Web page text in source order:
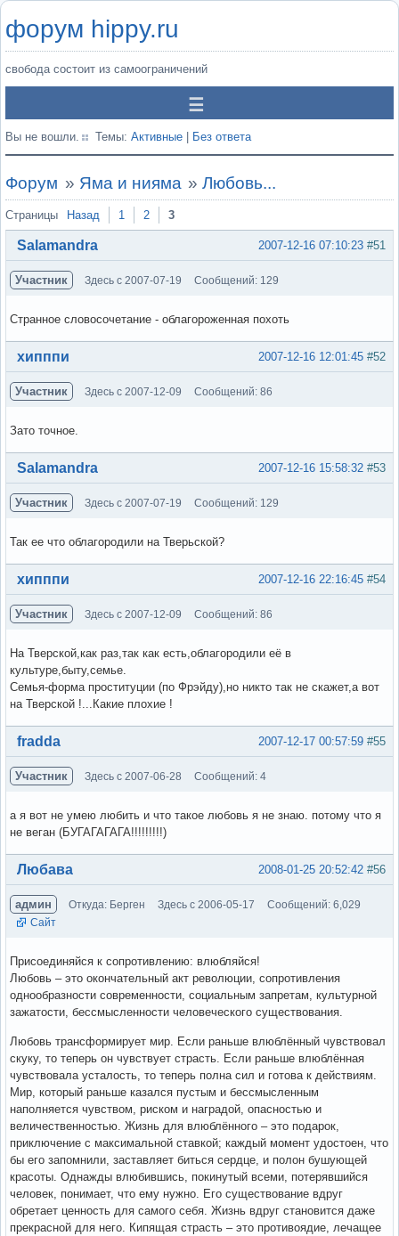
форум hippy.ru
свобода состоит из самоограничений
Вы не вошли. Темы: Активные Без ответа
Форум » Яма и нияма »Любовь...
Страницы Назад 1 2 3
#51
2007-12-16 07:10:23
Salamandra
Участник Здесь с 2007-07-19 Сообщений: 129
Странное словосочетание - облагороженная похоть
Вне форума #52
2007-12-16 12:01:45
хипппи
Участник Здесь с 2007-12-09 Сообщений: 86
Зато точное.
Вне форума #53
2007-12-16 15:58:32
Salamandra
Участник Здесь с 2007-07-19 Сообщений: 129
Так ее что облагородили на Тверьской?
Вне форума #54
2007-12-16 22:16:45
хипппи
Участник Здесь с 2007-12-09 Сообщений: 86
На Тверской,как раз,так как есть,облагородили её в
культуре,быту,семье.
Семья-форма проституции (по Фрэйду),но никто так не скажет,а вот
на Тверской !...Какие плохие !
Вне форума #55
2007-12-17 00:57:59
fradda
Участник Здесь с 2007-06-28 Сообщений: 4
а я вот не умею любить и что такое любовь я не знаю. потому что я
не веган (БУГАГАГАГА!!!!!!!!!)
Вне форума #56
2008-01-25 20:52:42
Любава
админ Откуда: Берген Здесь с 2006-05-17
Сообщений: 6,029
Сайт
Присоединяйся к сопротивлению: влюбляйся!
Любовь – это окончательный акт революции, сопротивления
однообразности современности, социальным запретам, культурной
зажатости, бессмысленности человеческого существования.
Любовь трансформирует мир. Если раньше влюблённый чувствовал
скуку, то теперь он чувствует страсть. Если раньше влюблённая
чувствовала усталость, то теперь полна сил и готова к действиям.
Мир, который раньше казался пустым и бессмысленным
наполняется чувством, риском и наградой, опасностью и
величественностью. Жизнь для влюблённого – это подарок,
приключение с максимальной ставкой; каждый момент удостоен, что
бы его запомнили, заставляет биться сердце, и полон бушующей
красоты. Однажды влюбившись, покинутый всеми, потерявшийся
человек, понимает, что ему нужно. Его существование вдруг
обретает ценность для самого себя. Жизнь вдруг становится даже
прекрасной для него. Кипящая страсть – это противоядие, лечащее